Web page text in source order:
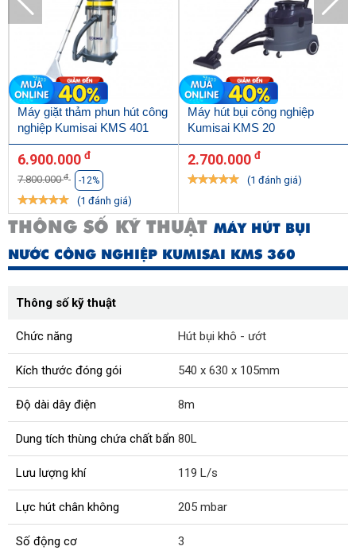
Máy giặt thảm phun hút công
nghiệp Kumisai KMS 401
6.900.000 đ
7.800.000đ -12%
(1 đánh giá)
Máy hút bụi công nghiệp
Kumisai KMS 20
2.700.000 đ
(1 đánh giá)
THÔNG SỐ KỸ THUẬT MÁY HÚT BỤI
NƯỚC CÔNG NGHIỆP KUMISAI KMS 360
Thông số kỹ thuật
Chức năng Hút bụi khô - ướt
Kích thước đóng gói 540 x 630 x 105mm
Độ dài dây điện 8m
Dung tích thùng chứa chất bẩn 80L
Lưu lượng khí 119 L/s
Lực hút chân không 205 mbar
Số động cơ 3